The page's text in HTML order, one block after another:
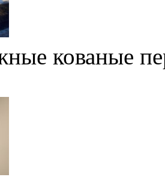
кованые